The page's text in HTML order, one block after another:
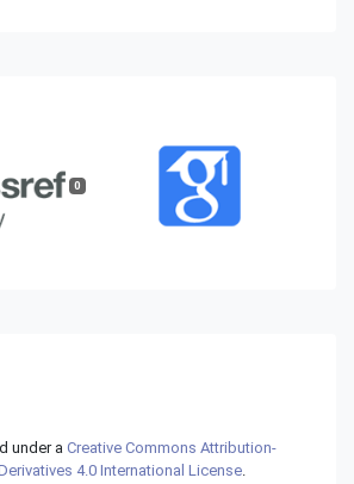
0
under a Creative Commons Attribution-
4.0 International License.